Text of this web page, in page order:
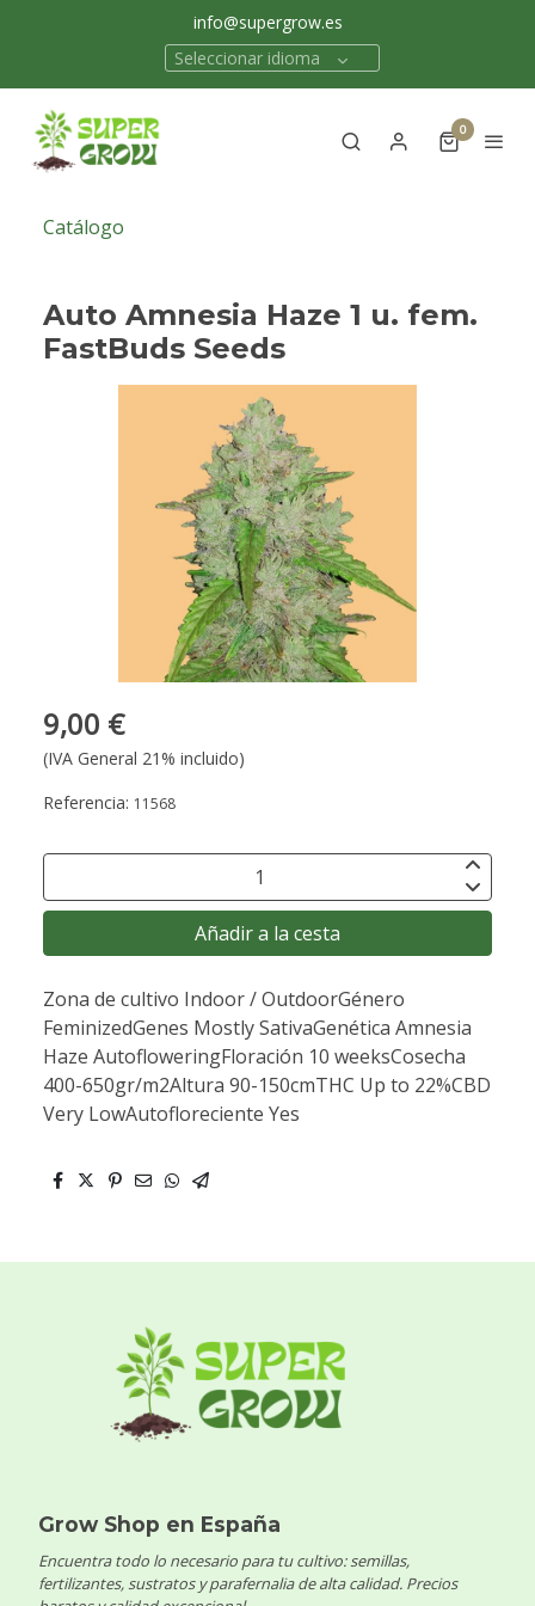
info@supergrow.es
Seleccionar idioma
0
Catálogo
Auto Amnesia Haze 1 u. fem.
FastBuds Seeds
9,00 €
(IVA General 21% incluido)
Referencia: 11568
Añadir a la cesta
Zona de cultivo Indoor / OutdoorGénero
FeminizedGenes Mostly SativaGenética Amnesia
Haze AutofloweringFloración 10 weeksCosecha
400-650gr/m2Altura 90-150cmTHC Up to 22%CBD
Very LowAutofloreciente Yes
Grow Shop en España
Encuentra todo lo necesario para tu cultivo: semillas,
fertilizantes, sustratos y parafernalia de alta calidad. Precios